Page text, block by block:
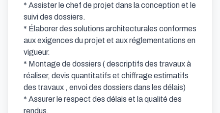
* Assister le chef de projet dans la conception et le
suivi des dossiers.
* Élaborer des solutions architecturales conformes
aux exigences du projet et aux réglementations en
vigueur.
* Montage de dossiers ( descriptifs des travaux à
réaliser, devis quantitatifs et chiffrage estimatifs
des travaux , envoi des dossiers dans les délais)
* Assurer le respect des délais et la qualité des
rendus.